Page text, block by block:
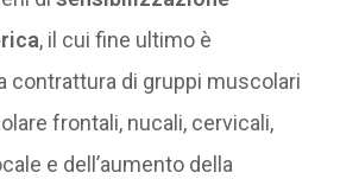
, il cui fine ultimo è
contrattura di gruppi muscolari
frontali, nucali, cervicali,
e dell’aumento della